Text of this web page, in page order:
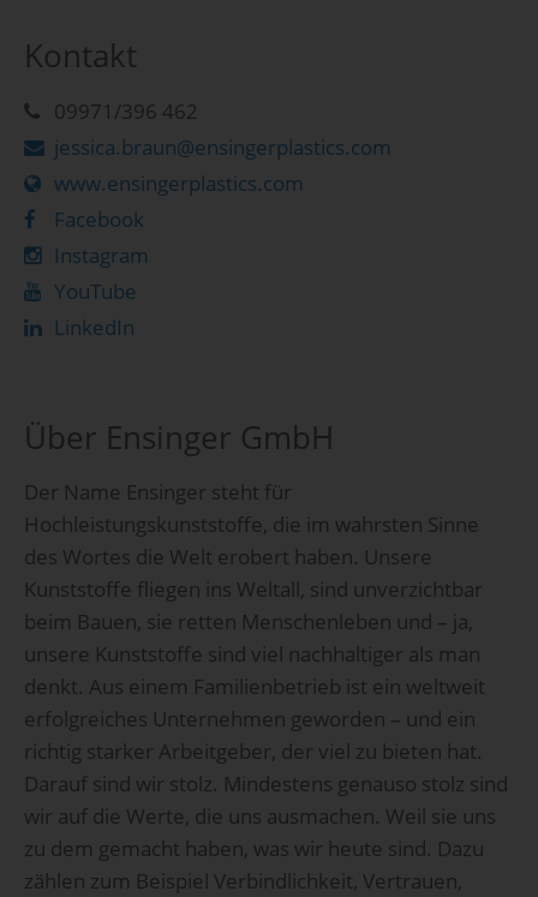
Kontakt
09971/396 462
jessica.braun@ensingerplastics.com
www.ensingerplastics.com
Facebook
Instagram
YouTube
LinkedIn
Über Ensinger GmbH
Der Name Ensinger steht für
Hochleistungskunststoffe, die im wahrsten Sinne
des Wortes die Welt erobert haben. Unsere
Kunststoffe fliegen ins Weltall, sind unverzichtbar
beim Bauen, sie retten Menschenleben und – ja,
unsere Kunststoffe sind viel nachhaltiger als man
denkt. Aus einem Familienbetrieb ist ein weltweit
erfolgreiches Unternehmen geworden – und ein
richtig starker Arbeitgeber, der viel zu bieten hat.
Darauf sind wir stolz. Mindestens genauso stolz sind
wir auf die Werte, die uns ausmachen. Weil sie uns
zu dem gemacht haben, was wir heute sind. Dazu
zählen zum Beispiel Verbindlichkeit, Vertrauen,